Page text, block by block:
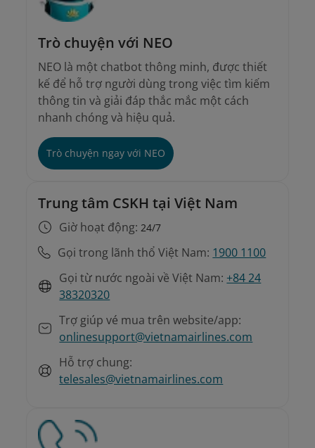
Trò chuyện với NEO
NEO là một chatbot thông minh, được thiết
kế để hỗ trợ người dùng trong việc tìm kiếm
thông tin và giải đáp thắc mắc một cách
nhanh chóng và hiệu quả.
Trò chuyện ngay với NEO
Trung tâm CSKH tại Việt Nam
Giờ hoạt động:24/7
Gọi trong lãnh thổ Việt Nam: 1900 1100
Gọi từ nước ngoài về Việt Nam: +84 24
38320320
Trợ giúp vé mua trên website/app:
onlinesupport@vietnamairlines.com
Hỗ trợ chung:
telesales@vietnamairlines.com